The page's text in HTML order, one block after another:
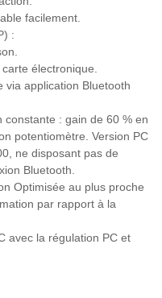
facilement.
:
électronique.
via application Bluetooth
constante : gain de 60 % en
potentiomètre. Version PC
ne disposant pas de
Bluetooth.
Optimisée au plus proche
par rapport à la
avec la régulation PC et